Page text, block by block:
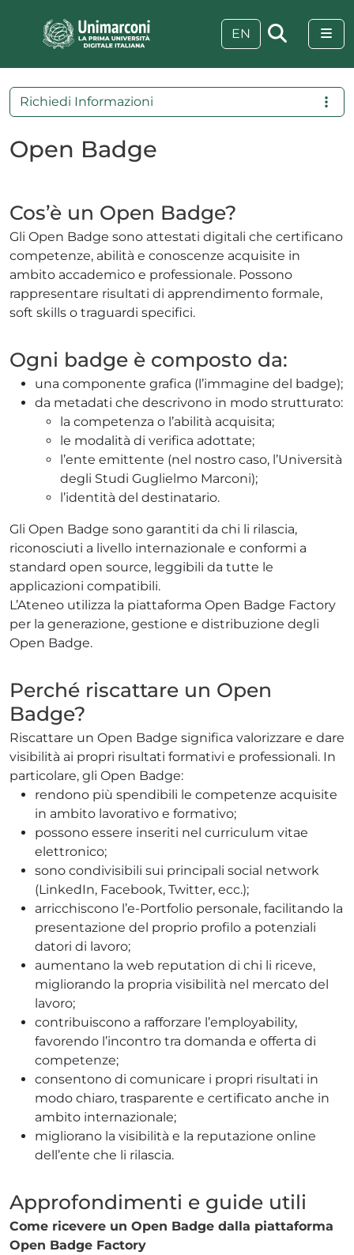
EN
Open Badge
Cos’è un Open Badge?
Gli Open Badge sono attestati digitali che certificano
competenze, abilità e conoscenze acquisite in
ambito accademico e professionale. Possono
rappresentare risultati di apprendimento formale,
soft skills o traguardi specifici.
Ogni badge è composto da:
una componente grafica (l’immagine del badge);
da metadati che descrivono in modo strutturato:
la competenza o l’abilità acquisita;
le modalità di verifica adottate;
l’ente emittente (nel nostro caso, l’Università
degli Studi Guglielmo Marconi);
l’identità del destinatario.
Gli Open Badge sono garantiti da chi li rilascia,
riconosciuti a livello internazionale e conformi a
standard open source, leggibili da tutte le
applicazioni compatibili.
L’Ateneo utilizza la piattaforma Open Badge Factory
per la generazione, gestione e distribuzione degli
Open Badge.
Perché riscattare un Open
Badge?
Riscattare un Open Badge significa valorizzare e dare
visibilità ai propri risultati formativi e professionali. In
particolare, gli Open Badge:
rendono più spendibili le competenze acquisite
in ambito lavorativo e formativo;
possono essere inseriti nel curriculum vitae
elettronico;
sono condivisibili sui principali social network
(LinkedIn, Facebook, Twitter, ecc.);
arricchiscono l’e-Portfolio personale, facilitando la
presentazione del proprio profilo a potenziali
datori di lavoro;
aumentano la web reputation di chi li riceve,
migliorando la propria visibilità nel mercato del
lavoro;
contribuiscono a rafforzare l’employability,
favorendo l’incontro tra domanda e offerta di
competenze;
consentono di comunicare i propri risultati in
modo chiaro, trasparente e certificato anche in
ambito internazionale;
migliorano la visibilità e la reputazione online
dell’ente che li rilascia.
Approfondimenti e guide utili
Come ricevere un Open Badge dalla piattaforma
Open Badge Factory
Richiedi Informazioni